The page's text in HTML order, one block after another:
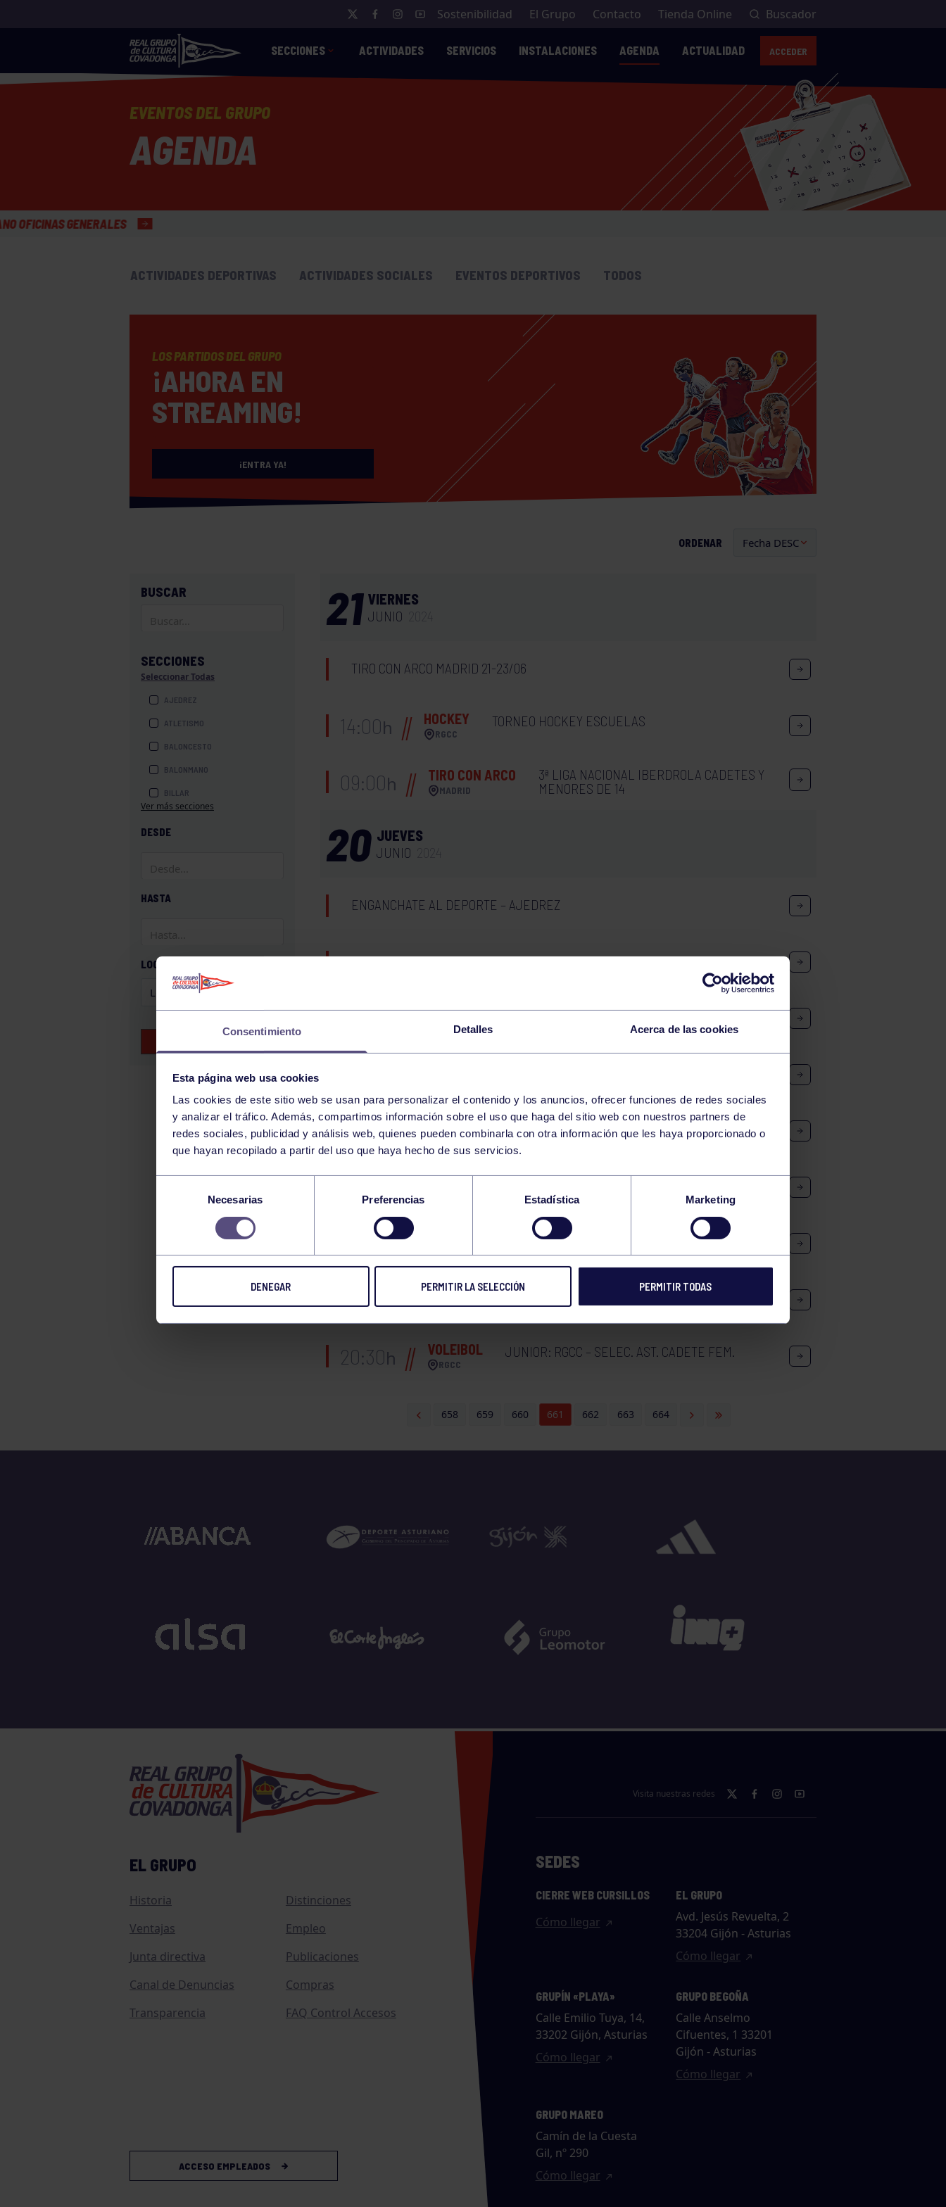
Consentimiento Detalles Acerca de las cookies
Esta página web usa cookies
Las cookies de este sitio web se usan para personalizar el contenido y los anuncios, ofrecer funciones de redes sociales
y analizar el tráfico. Además, compartimos información sobre el uso que haga del sitio web con nuestros partners de
redes sociales, publicidad y análisis web, quienes pueden combinarla con otra información que les haya proporcionado o
que hayan recopilado a partir del uso que haya hecho de sus servicios.
consentimiento
Necesarias Preferencias Estadística Marketing
DENEGAR PERMITIR LA SELECCIÓN PERMITIR TODAS
Sostenibilidad El Grupo Contacto Tienda Online Buscador
SECCIONES ACTIVIDADES SERVICIOS INSTALACIONES AGENDA ACTUALIDAD ACCEDER
EVENTOS DEL GRUPO
AGENDA
ACTIVIDADES DEPORTIVAS ACTIVIDADES SOCIALES EVENTOS DEPORTIVOS TODOS
LOS PARTIDOS DEL GRUPO
¡AHORA EN
STREAMING!
¡ENTRA YA!
ORDENAR
BUSCAR
SECCIONES
Seleccionar Todas
AJEDREZ
ATLETISMO
BALONCESTO
BALONMANO
BILLAR
BOXEO
GAF
GAM
HALTEROFILIA
MONTAÑA
NATACIÓN
SURF
TIRO CON ARCO
VELA
Ver más secciones
DESDE
HASTA
LOCALIZACIÓN
21 VIERNES
JUNIO
TIRO CON ARCO MADRID 21-23/06
14:00h HOCKEY
RGCC
TORNEO HOCKEY ESCUELAS
09:00h TIRO CON ARCO
MADRID
3ª LIGA NACIONAL IBERDROLA CADETES Y
MENORES DE 14
20 JUEVES
JUNIO
ENGANCHATE AL DEPORTE – AJEDREZ
ENGANCHATE AL DEPORTE-BOXEO
WOD 9:00-9:30 GIMNASIO
18:45h AMIGOS DE LOS BOLOS: RIAÑO – RGCC
20:30h VOLEIBOL
RGCC
JUVENIL : RGCC – SELEC. AST. INF. FEM.
20:30h VOLEIBOL
RGCC
JUNIOR: RGCC – SELEC. AST. CADETE FEM.
658 659 660 661 662 663 664
EL GRUPO
Historia
Distinciones
Ventajas
Empleo
Junta directiva
Publicaciones
Canal de Denuncias
Compras
Transparencia
FAQ Control Accesos
ACCESO EMPLEADOS
Visita nuestras redes
SEDES
CIERRE WEB CURSILLOS
Cómo llegar
EL GRUPO
Avd. Jesús Revuelta, 2
33204 Gijón - Asturias
Cómo llegar
GRUPÍN «PLAYA»
Calle Emilio Tuya, 14,
33202 Gijón, Asturias
Cómo llegar
GRUPO BEGOÑA
Calle Anselmo
Cifuentes, 1 33201
Gijón - Asturias
Cómo llegar
GRUPO MAREO
Camín de la Cuesta
Gil, nº 290
Cómo llegar